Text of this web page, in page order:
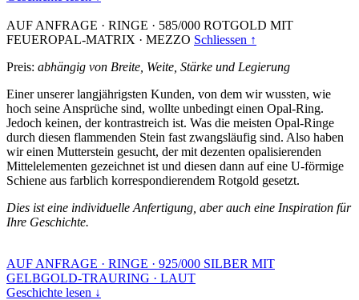
AUF ANFRAGE · RINGE · 585/000 ROTGOLD MIT
FEUEROPAL-MATRIX · MEZZO Schliessen ↑
Preis: abhängig von Breite, Weite, Stärke und Legierung
Einer unserer langjährigsten Kunden, von dem wir wussten, wie
hoch seine Ansprüche sind, wollte unbedingt einen Opal-Ring.
Jedoch keinen, der kontrastreich ist. Was die meisten Opal-Ringe
durch diesen flammenden Stein fast zwangsläufig sind. Also haben
wir einen Mutterstein gesucht, der mit dezenten opalisierenden
Mittelelementen gezeichnet ist und diesen dann auf eine U-förmige
Schiene aus farblich korrespondierendem Rotgold gesetzt.
Dies ist eine individuelle Anfertigung, aber auch eine Inspiration für
Ihre Geschichte.
AUF ANFRAGE · RINGE · 925/000 SILBER MIT
GELBGOLD-TRAURING · LAUT
Geschichte lesen ↓